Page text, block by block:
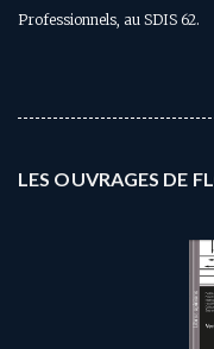
Professionnels, au SDIS 62.
LES OUVRAGES DE